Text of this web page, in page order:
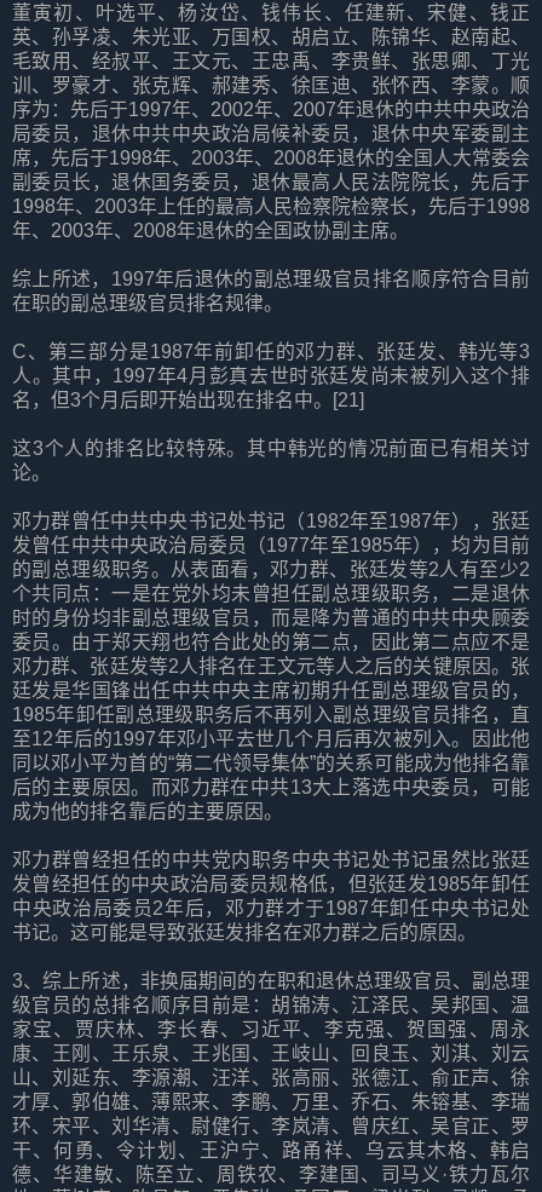
董寅初、叶选平、杨汝岱、钱伟长、任建新、宋健、钱正
英、孙孚凌、朱光亚、万国权、胡启立、陈锦华、赵南起、
毛致用、经叔平、王文元、王忠禹、李贵鲜、张思卿、丁光
训、罗豪才、张克辉、郝建秀、徐匡迪、张怀西、李蒙。顺
序为：先后于1997年、2002年、2007年退休的中共中央政治
局委员，退休中共中央政治局候补委员，退休中央军委副主
席，先后于1998年、2003年、2008年退休的全国人大常委会
副委员长，退休国务委员，退休最高人民法院院长，先后于
1998年、2003年上任的最高人民检察院检察长，先后于1998
年、2003年、2008年退休的全国政协副主席。
综上所述，1997年后退休的副总理级官员排名顺序符合目前
在职的副总理级官员排名规律。
C、第三部分是1987年前卸任的邓力群、张廷发、韩光等3
人。其中，1997年4月彭真去世时张廷发尚未被列入这个排
名，但3个月后即开始出现在排名中。[21]
这3个人的排名比较特殊。其中韩光的情况前面已有相关讨
论。
邓力群曾任中共中央书记处书记（1982年至1987年），张廷
发曾任中共中央政治局委员（1977年至1985年），均为目前
的副总理级职务。从表面看，邓力群、张廷发等2人有至少2
个共同点：一是在党外均未曾担任副总理级职务，二是退休
时的身份均非副总理级官员，而是降为普通的中共中央顾委
委员。由于郑天翔也符合此处的第二点，因此第二点应不是
邓力群、张廷发等2人排名在王文元等人之后的关键原因。张
廷发是华国锋出任中共中央主席初期升任副总理级官员的，
1985年卸任副总理级职务后不再列入副总理级官员排名，直
至12年后的1997年邓小平去世几个月后再次被列入。因此他
同以邓小平为首的“第二代领导集体”的关系可能成为他排名靠
后的主要原因。而邓力群在中共13大上落选中央委员，可能
成为他的排名靠后的主要原因。
邓力群曾经担任的中共党内职务中央书记处书记虽然比张廷
发曾经担任的中央政治局委员规格低，但张廷发1985年卸任
中央政治局委员2年后，邓力群才于1987年卸任中央书记处
书记。这可能是导致张廷发排名在邓力群之后的原因。
3、综上所述，非换届期间的在职和退休总理级官员、副总理
级官员的总排名顺序目前是：胡锦涛、江泽民、吴邦国、温
家宝、贾庆林、李长春、习近平、李克强、贺国强、周永
康、王刚、王乐泉、王兆国、王岐山、回良玉、刘淇、刘云
山、刘延东、李源潮、汪洋、张高丽、张德江、俞正声、徐
才厚、郭伯雄、薄熙来、李鹏、万里、乔石、朱镕基、李瑞
环、宋平、刘华清、尉健行、李岚清、曾庆红、吴官正、罗
干、何勇、令计划、王沪宁、路甬祥、乌云其木格、韩启
德、华建敏、陈至立、周铁农、李建国、司马义·铁力瓦尔